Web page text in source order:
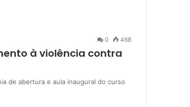
0 468
à violência contra
de abertura e aula inaugural do curso